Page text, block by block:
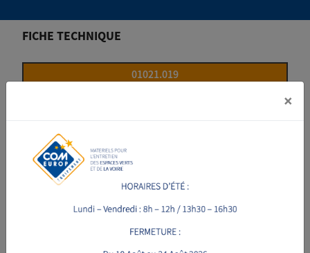
FICHE TECHNIQUE
01021.019
Roues + boitier
×